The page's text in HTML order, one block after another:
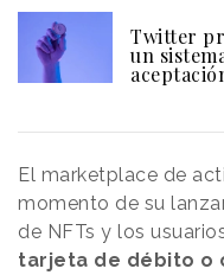
Twitter
un
El marketplace de
momento de su
de NFTs y los
tarjeta de débito o